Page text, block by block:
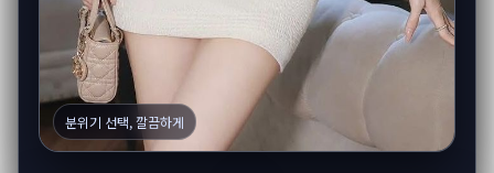
분위기 선택, 깔끔하게